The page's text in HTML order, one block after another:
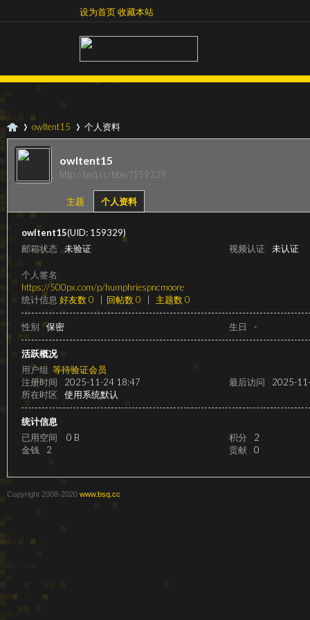
收藏本站设为首页收藏本站
速
›
owltent15 个人资料
owltent15
http://bsq.cc/bbs/?159329
主题 个人资料
owltent15(UID: 159329)
邮箱状态
未验证 视频认证 未认证
个人签名
https://500px.com/p/humphriespncmoore
统计信息 好友数 0 回帖数 0 主题数 0
性别 保密 生日 -
活跃概况
用户组 等待验证会员
注册时间
2025-11-24 18:47 最后访问
2025-
所在时区
使用系统默认
统计信息
已用空间
0 B 积分
2
金钱
2 贡献 0
Copyright 2008-2020 www.bsq.cc